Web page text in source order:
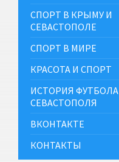
СПОРТ В КРЫМУ И
СЕВАСТОПОЛЕ
СПОРТ В МИРЕ
КРАСОТА И СПОРТ
ИСТОРИЯ ФУТБОЛА
СЕВАСТОПОЛЯ
ВКОНТАКТЕ
КОНТАКТЫ